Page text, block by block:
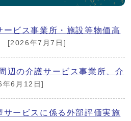
ビス事業所・施設等物価高
[2026年7月7日]
辺の介護サービス事業所、介
年6月12日]
ービスに係る外部評価実施